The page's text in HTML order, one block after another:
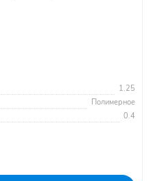
1.25
Полимерное
0.4